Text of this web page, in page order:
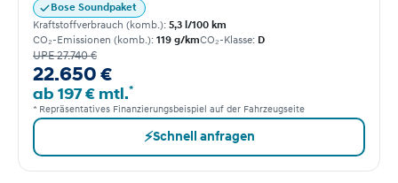
Bose Soundpaket
Kraftstoffverbrauch (komb.): 5,3 l/100 km
CO₂-Emissionen (komb.): 119 g/kmCO₂-Klasse: D
UPE 27.740 €
22.650 €
ab 197 € mtl.*
* Repräsentatives Finanzierungsbeispiel auf der Fahrzeugseite
⚡Schnell anfragen